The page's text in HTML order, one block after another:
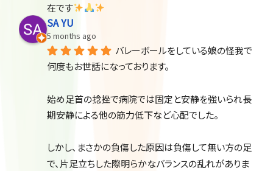
在です
SA YU
5 months ago
バレーボールをしている娘の怪我で
何度もお世話になっております。
始め足首の捻挫で病院では固定と安静を強いられ長
期安静による他の筋力低下など心配でした。
しかし、まさかの負傷した原因は負傷して無い方の足
で、片足立ちした際明らかなバランスの乱れがありま